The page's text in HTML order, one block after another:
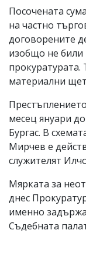
Посочената
на частно
договорените
изобщо не били
материални
месец януари
Бургас. В
Мирчев е
служителят
Мярката за
днес
именно
Съдебната